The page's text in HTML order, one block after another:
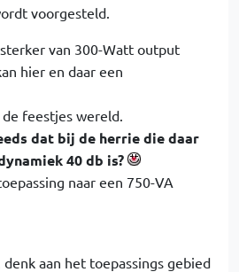
voorgesteld.
van 300-Watt output
hier en daar een
feestjes wereld.
dat bij de herrie die daar
40 db is?
naar een 750-VA
aan het toepassings gebied